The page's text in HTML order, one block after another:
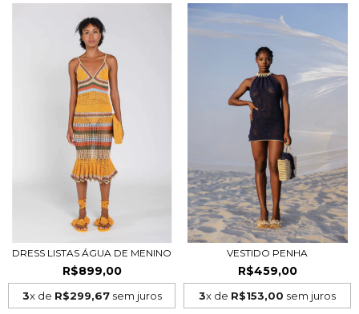
DRESS LISTAS ÁGUA DE MENINO
R$899,00
3x de R$299,67sem juros
VESTIDO PENHA
R$459,00
3x de R$153,00 sem juros